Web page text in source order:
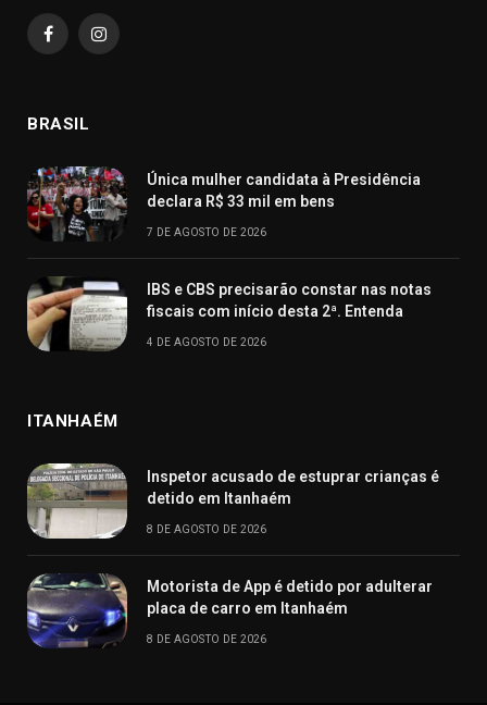
FacebookInstagram
BRASIL
Única mulher candidata à Presidência
declara R$ 33 mil em bens
7 DE AGOSTO DE 2026
IBS e CBS precisarão constar nas notas
fiscais com início desta 2ª. Entenda
4 DE AGOSTO DE 2026
ITANHAÉM
Inspetor acusado de estuprar crianças é
detido em Itanhaém
8 DE AGOSTO DE 2026
Motorista de App é detido por adulterar
placa de carro em Itanhaém
8 DE AGOSTO DE 2026